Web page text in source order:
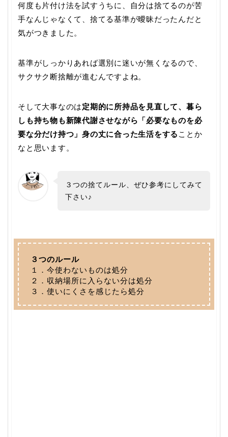
何度も片付け法を試すうちに、自分は捨てるのが苦
手なんじゃなくて、捨てる基準が曖昧だったんだと
気がつきました。
基準がしっかりあれば選別に迷いが無くなるので、
サクサク断捨離が進むんですよね。
そして大事なのは定期的に所持品を見直して、暮ら
しも持ち物も新陳代謝させながら「必要なものを必
要な分だけ持つ」身の丈に合った生活をする ことか
なと思います。
３つの捨てルール、ぜひ参考にしてみて
下さい♪
３つのルール
１．今使わないものは処分
２．収納場所に入らない分は処分
３．使いにくさを感じたら処分